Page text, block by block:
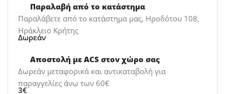
Παραλαβή από το κατάστημα
Παραλάβετε από το κατάστημα μας, Ηροδότου 108,
Ηράκλειο Κρήτης
Δωρεάν
Αποστολή με ACS στον χώρο σας
Δωρεάν μεταφορικά και αντικαταβολή για
παραγγελίες άνω των 60€
3€